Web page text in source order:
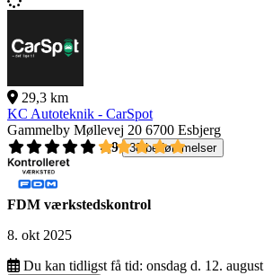
29,3 km
KC Autoteknik - CarSpot
Gammelby Møllevej 20 6700 Esbjerg
4,9
38 bedømmelser
FDM værkstedskontrol
8. okt 2025
Du kan tidligst få tid: onsdag d. 12. august